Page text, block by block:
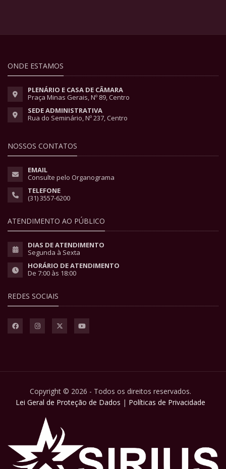
ONDE ESTAMOS
PLENÁRIO E CASA DE CÂMARA
Praça Minas Gerais, Nº 89, Centro
SEDE ADMINISTRATIVA
Rua do Seminário, Nº 237, Centro
NOSSOS CONTATOS
EMAIL
Consulte pelo Organograma
TELEFONE
(31) 3557-6200
ATENDIMENTO AO PÚBLICO
DIAS DE ATENDIMENTO
Segunda à Sexta
HORÁRIO DE ATENDIMENTO
De 7:00 às 18:00
REDES SOCIAIS
Copyright © 2026 - Todos os direitos reservados.
Lei Geral de Proteção de Dados | Políticas de Privacidade